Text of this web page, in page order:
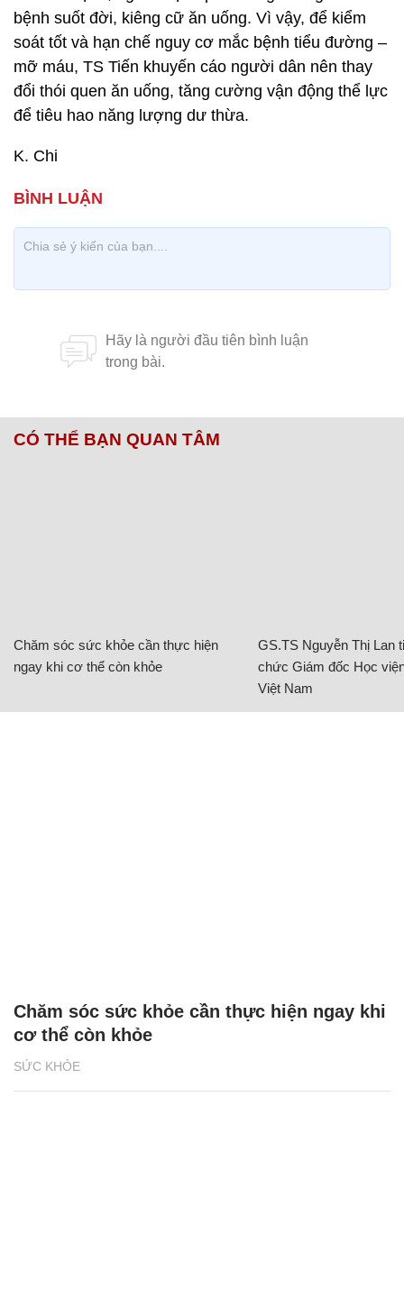
bệnh suốt đời, kiêng cữ ăn uống. Vì vậy, để kiểm
soát tốt và hạn chế nguy cơ mắc bệnh tiểu đường –
mỡ máu, TS Tiến khuyến cáo người dân nên thay
đổi thói quen ăn uống, tăng cường vận động thể lực
để tiêu hao năng lượng dư thừa.
K. Chi
CÓ THỂ BẠN QUAN TÂM
Chăm sóc sức khỏe cần thực hiện
ngay khi cơ thể còn khỏe
GS.TS Nguyễn Thị Lan
chức Giám đốc Học
Việt Nam
SỨC KHỎE
Chăm sóc sức khỏe cần thực hiện ngay khi
cơ thể còn khỏe